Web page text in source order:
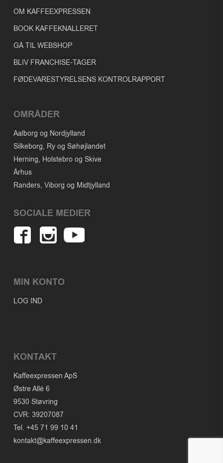
OM KAFFEEXPRESSEN
BOOK KAFFEKNALLERET
GÅ TIL WEBSHOP
BLIV FRANCHISE-TAGER
FØDEVARESTYRELSENS KONTROLRAPPORT
OMRÅDER
Aalborg og Nordjylland
Silkeborg, Ry og Søhøjlandet
Herning, Holstebro og Skive
Århus
Randers, Viborg og Midtjylland
SOCIALE MEDIER
MIN KONTO
LOG IND
KONTAKT
Kaffeexpressen ApS
Østre Allé 6
9530 Støvring
CVR: 39207087
Tel. +45 71 99 10 41
kontakt@kaffeexpressen.dk